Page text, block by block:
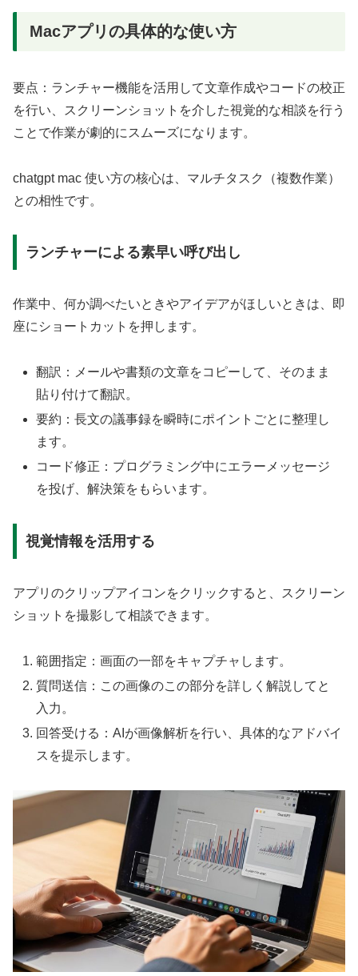
Macアプリの具体的な使い方
要点：ランチャー機能を活用して文章作成やコードの校正
を行い、スクリーンショットを介した視覚的な相談を行う
ことで作業が劇的にスムーズになります。
chatgpt mac 使い方の核心は、マルチタスク（複数作業）
との相性です。
ランチャーによる素早い呼び出し
作業中、何か調べたいときやアイデアがほしいときは、即
座にショートカットを押します。
翻訳：メールや書類の文章をコピーして、そのまま
貼り付けて翻訳。
要約：長文の議事録を瞬時にポイントごとに整理し
ます。
コード修正：プログラミング中にエラーメッセージ
を投げ、解決策をもらいます。
視覚情報を活用する
アプリのクリップアイコンをクリックすると、スクリーン
ショットを撮影して相談できます。
範囲指定：画面の一部をキャプチャします。
質問送信：この画像のこの部分を詳しく解説してと
入力。
回答受ける：AIが画像解析を行い、具体的なアドバイ
スを提示します。